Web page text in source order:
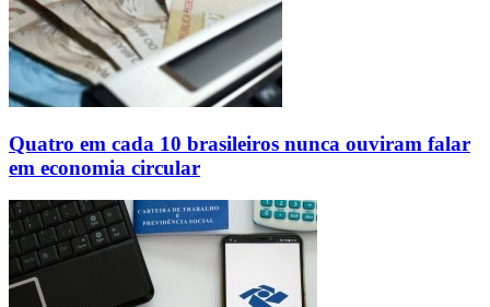
Quatro em cada 10 brasileiros nunca ouviram falar
em economia circular